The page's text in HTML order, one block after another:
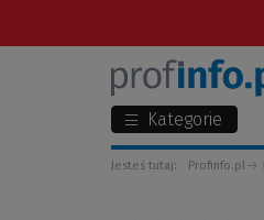
Kategorie
Jesteś tutaj: Profinfo.pl